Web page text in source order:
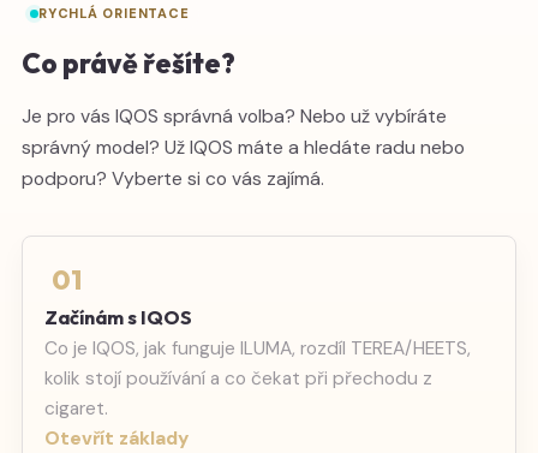
RYCHLÁ ORIENTACE
Co právě řešíte?
Je pro vás IQOS správná volba? Nebo už vybíráte
správný model? Už IQOS máte a hledáte radu nebo
podporu? Vyberte si co vás zajímá.
01
Začínám s IQOS
Co je IQOS, jak funguje ILUMA, rozdíl TEREA/HEETS,
kolik stojí používání a co čekat při přechodu z
cigaret.
Otevřít základy